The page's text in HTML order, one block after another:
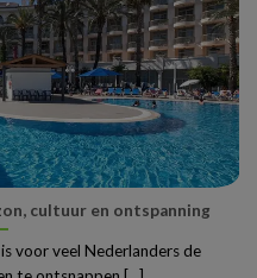
cultuur en ontspanning
voor veel Nederlanders de